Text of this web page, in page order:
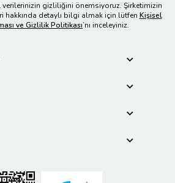
gizliliğini önemsiyoruz. Şirketimizin
hakkında detaylı bilgi almak için lütfen Kişisel
ve Gizlilik Politikası’nı inceleyiniz.